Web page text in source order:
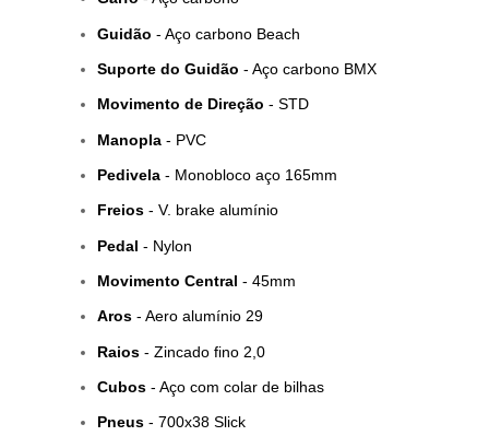
Guidão - Aço carbono Beach
Suporte do Guidão - Aço carbono BMX
Movimento de Direção - STD
Manopla- PVC
Pedivela- Monobloco aço 165mm
Freios- V. brake alumínio
Pedal - Nylon
Movimento Central - 45mm
Aros- Aero alumínio 29
Raios- Zincado fino 2,0
Cubos- Aço com colar de bilhas
Pneus- 700x38 Slick